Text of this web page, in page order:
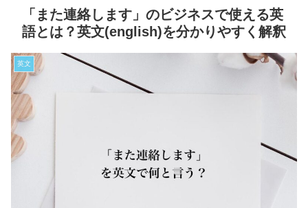
「また連絡します」のビジネスで使える英
語とは？英文(english)を分かりやすく解釈
英文